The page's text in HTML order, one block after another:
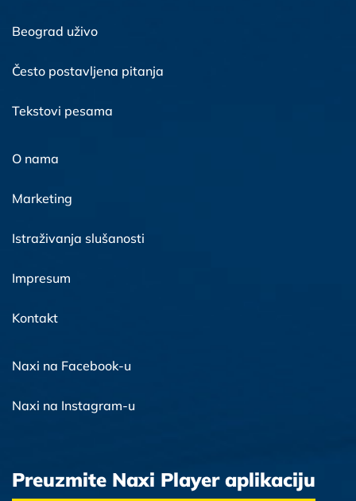
Beograd uživo
Često postavljena pitanja
Tekstovi pesama
O nama
Marketing
Istraživanja slušanosti
Impresum
Kontakt
Naxi na Facebook-u
Naxi na Instagram-u
Preuzmite Naxi Player aplikaciju